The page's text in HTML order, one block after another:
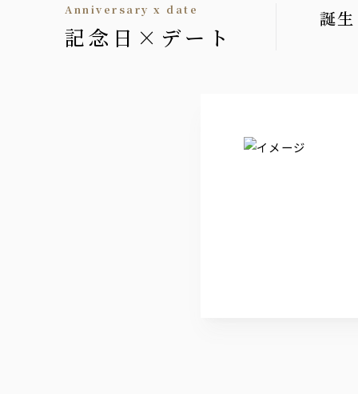
Anniversary x date
記念日×デート
誕